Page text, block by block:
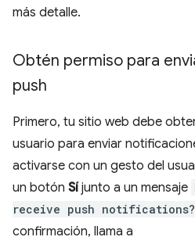
más detalle.
Obtén permiso para
push
Primero, tu sitio web debe
usuario para enviar
activarse con un gesto del
un botón Sí junto a un mensaje
receive push notifications?
confirmación, llama a